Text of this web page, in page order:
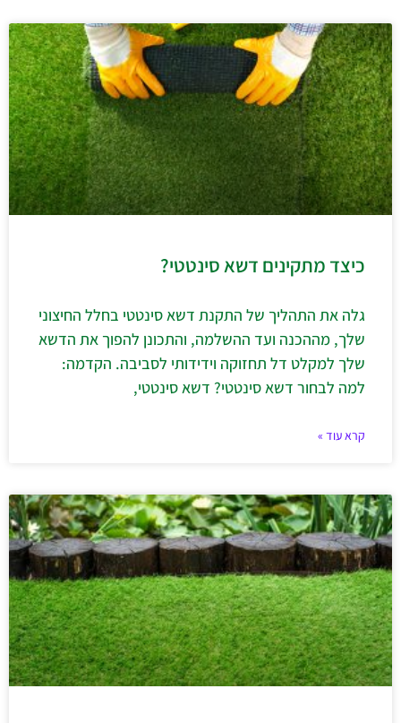
כיצד מתקינים דשא סינטטי?
גלה את התהליך של התקנת דשא סינטטי בחלל החיצוני
שלך, מההכנה ועד ההשלמה, והתכונן להפוך את הדשא
שלך למקלט דל תחזוקה וידידותי לסביבה. הקדמה:
למה לבחור דשא סינטטי? דשא סינטטי,
קרא עוד »